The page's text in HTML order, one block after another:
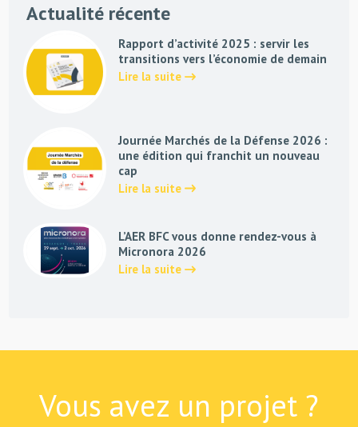
Actualité récente
Rapport d’activité 2025 : servir les
transitions vers l’économie de demain
Lire la suite
Journée Marchés de la Défense 2026 :
une édition qui franchit un nouveau
cap
Lire la suite
L’AER BFC vous donne rendez-vous à
Micronora 2026
Lire la suite
Vous avez un projet ?